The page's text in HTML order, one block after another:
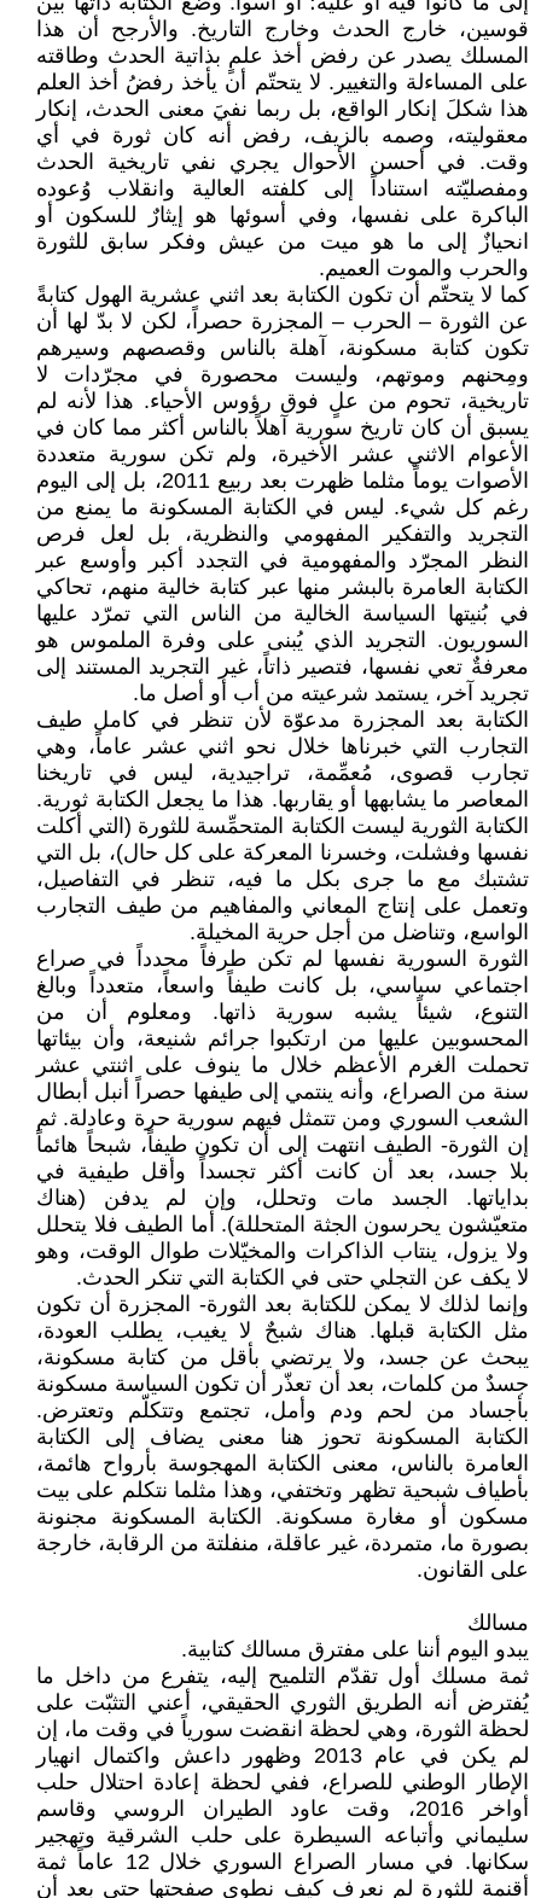
قوسين، خارج الحدث وخارج التاريخ. والأرجح أن هذا
المسلك يصدر عن رفض أخذ علمٍ بذاتية الحدث وطاقته
على المساءلة والتغيير. لا يتحتّم أن يأخذ رفضُ أخذ العلم
هذا شكلَ إنكار الواقع، بل ربما نفيَ معنى الحدث، إنكار
معقوليته، وصمه بالزيف، رفض أنه كان ثورة في أي
وقت. في أحسن الأحوال يجري نفي تاريخية الحدث
ومفصليّته استناداً إلى كلفته العالية وانقلاب وُعوده
الباكرة على نفسها، وفي أسوئها هو إيثارٌ للسكون أو
انحيازٌ إلى ما هو ميت من عيش وفكر سابق للثورة
والحرب والموت العميم.
كما لا يتحتّم أن تكون الكتابة بعد اثني عشرية الهول كتابةً
عن الثورة – الحرب – المجزرة حصراً، لكن لا بدّ لها أن
تكون كتابة مسكونة، آهلة بالناس وقصصهم وسيرهم
ومِحنهم وموتهم، وليست محصورة في مجرّدات لا
تاريخية، تحوم من علٍ فوق رؤوس الأحياء. هذا لأنه لم
يسبق أن كان تاريخ سورية آهلاً بالناس أكثر مما كان في
الأعوام الاثني عشر الأخيرة، ولم تكن سورية متعددة
الأصوات يوماً مثلما ظهرت بعد ربيع 2011، بل إلى اليوم
رغم كل شيء. ليس في الكتابة المسكونة ما يمنع من
التجريد والتفكير المفهومي والنظرية، بل لعل فرص
النظر المجرّد والمفهومية في التجدد أكبر وأوسع عبر
الكتابة العامرة بالبشر منها عبر كتابة خالية منهم، تحاكي
في بُنيتها السياسة الخالية من الناس التي تمرّد عليها
السوريون. التجريد الذي يُبنى على وفرة الملموس هو
معرفةٌ تعي نفسها، فتصير ذاتاً، غير التجريد المستند إلى
تجريد آخر، يستمد شرعيته من أب أو أصل ما.
الكتابة بعد المجزرة مدعوّة لأن تنظر في كامل طيف
التجارب التي خبرناها خلال نحو اثني عشر عاماً، وهي
تجارب قصوى، مُعمِّمة، تراجيدية، ليس في تاريخنا
المعاصر ما يشابهها أو يقاربها. هذا ما يجعل الكتابة ثورية.
الكتابة الثورية ليست الكتابة المتحمِّسة للثورة (التي أكلت
نفسها وفشلت، وخسرنا المعركة على كل حال)، بل التي
تشتبك مع ما جرى بكل ما فيه، تنظر في التفاصيل،
وتعمل على إنتاج المعاني والمفاهيم من طيف التجارب
الواسع، وتناضل من أجل حرية المخيلة.
الثورة السورية نفسها لم تكن طرفاً محدداً في صراع
اجتماعي سياسي، بل كانت طيفاً واسعاً، متعدداً وبالغ
التنوع، شيئاً يشبه سورية ذاتها. ومعلوم أن من
المحسوبين عليها من ارتكبوا جرائم شنيعة، وأن بيئاتها
تحملت الغرم الأعظم خلال ما ينوف على اثنتي عشر
سنة من الصراع، وأنه ينتمي إلى طيفها حصراً أنبل أبطال
الشعب السوري ومن تتمثل فيهم سورية حرة وعادلة. ثم
إن الثورة- الطيف انتهت إلى أن تكون طيفاً، شبحاً هائماً
بلا جسد، بعد أن كانت أكثر تجسداً وأقل طيفية في
بداياتها. الجسد مات وتحلل، وإن لم يدفن (هناك
متعيّشون يحرسون الجثة المتحللة). أما الطيف فلا يتحلل
ولا يزول، ينتاب الذاكرات والمخيّلات طوال الوقت، وهو
لا يكف عن التجلي حتى في الكتابة التي تنكر الحدث.
وإنما لذلك لا يمكن للكتابة بعد الثورة- المجزرة أن تكون
مثل الكتابة قبلها. هناك شبحٌ لا يغيب، يطلب العودة،
يبحث عن جسد، ولا يرتضي بأقل من كتابة مسكونة،
جسدٌ من كلمات، بعد أن تعذّر أن تكون السياسة مسكونة
بأجساد من لحم ودم وأمل، تجتمع وتتكلّم وتعترض.
الكتابة المسكونة تحوز هنا معنى يضاف إلى الكتابة
العامرة بالناس، معنى الكتابة المهجوسة بأرواح هائمة،
بأطياف شبحية تظهر وتختفي، وهذا مثلما نتكلم على بيت
مسكون أو مغارة مسكونة. الكتابة المسكونة مجنونة
بصورة ما، متمردة، غير عاقلة، منفلتة من الرقابة، خارجة
على القانون.
مسالك
يبدو اليوم أننا على مفترق مسالك كتابية.
ثمة مسلك أول تقدّم التلميح إليه، يتفرع من داخل ما
يُفترض أنه الطريق الثوري الحقيقي، أعني التثبّت على
لحظة الثورة، وهي لحظة انقضت سورياً في وقت ما، إن
لم يكن في عام 2013 وظهور داعش واكتمال انهيار
الإطار الوطني للصراع، ففي لحظة إعادة احتلال حلب
أواخر 2016، وقت عاود الطيران الروسي وقاسم
سليماني وأتباعه السيطرة على حلب الشرقية وتهجير
سكانها. في مسار الصراع السوري خلال 12 عاماً ثمة
أقنمة للثورة لم نعرف كيف نطوي صفحتها حتى بعد أن